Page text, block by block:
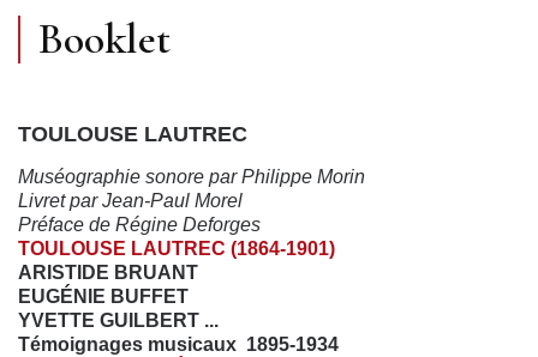
Booklet
TOULOUSE LAUTREC
Muséographie sonore par Philippe Morin
Livret par Jean-Paul Morel
Préface de Régine Deforges
TOULOUSE LAUTREC (1864-1901)
ARISTIDE BRUANT
EUGÉNIE BUFFET
YVETTE GUILBERT ...
Témoignages musicaux 1895-1934